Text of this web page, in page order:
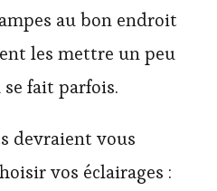
au bon endroit
les mettre un peu
fait parfois.
devraient vous
vos éclairages :